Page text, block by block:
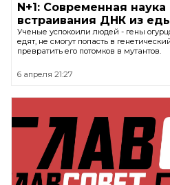
N+1: Современная
встраивания ДНК из
Ученые успокоили людей - гены
едят, не смогут попасть в
превратить его потомков в мутантов.
6 апреля 21:27